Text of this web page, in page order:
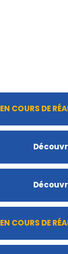
EN COURS DE
EN COURS DE